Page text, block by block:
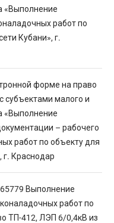
«Выполнение
работ по
Кубани», г.
форме на право
субъектами малого и
«Выполнение
– рабочего
работ по объекту для
г. Краснодар
Выполнение
работ по
ТП-412, ЛЭП 6/0,4кВ из